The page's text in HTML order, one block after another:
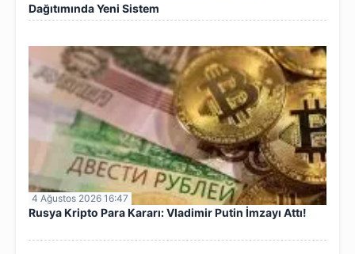
Dağıtımında Yeni Sistem
4 Ağustos 2026 16:47
Rusya Kripto Para Kararı: Vladimir Putin İmzayı Attı!